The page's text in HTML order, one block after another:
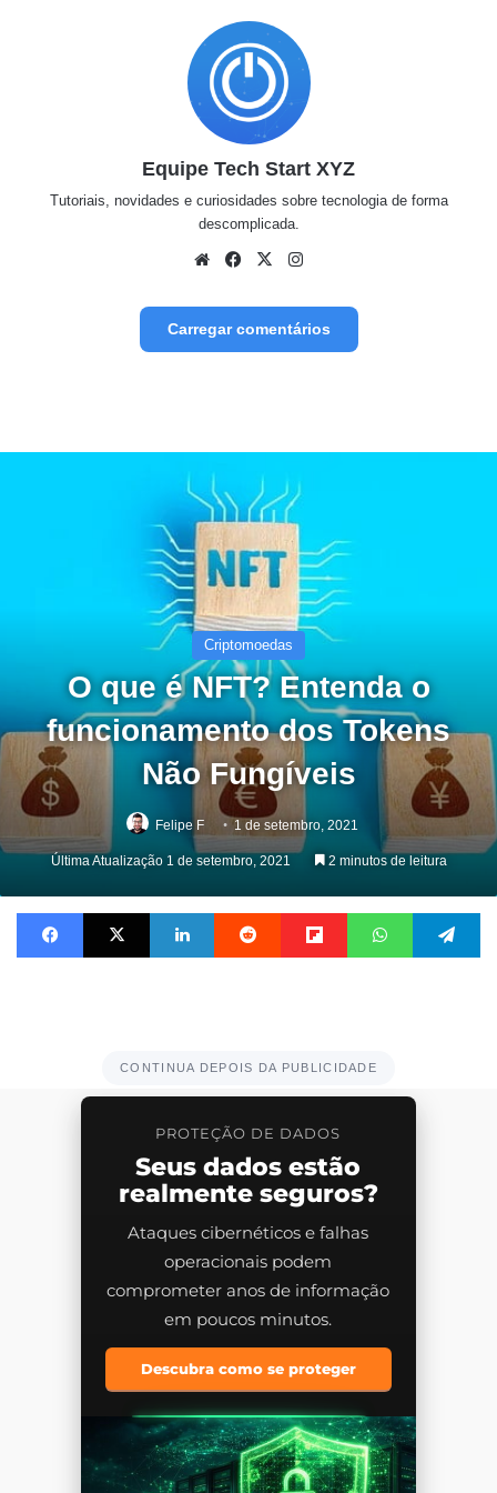
Equipe Tech Start XYZ
Tutoriais, novidades e curiosidades sobre tecnologia de forma
descomplicada.
WebsiteFacebook
X
Carregar comentários